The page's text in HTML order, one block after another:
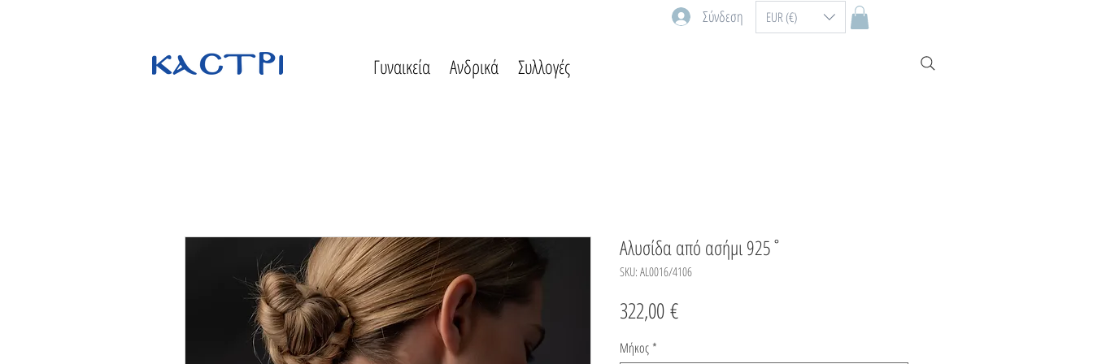
Σύνδεση EUR (€)
Γυναικεία Ανδρικά Συλλογές
Αλυσίδα από ασήμι 925˚
SKU: AL0016/4106
322,00 €Τιμή
Μήκος *